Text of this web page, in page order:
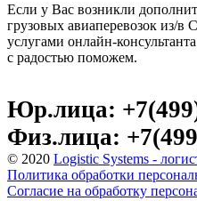
Если у Вас возникли
грузовых авиаперевозок из/в
услугами онлайн-
с радостью поможем.
Юр.лица:
Физ.лица:
© 2020 Logistic Systems -
Политика обработки
Согласие на обработку